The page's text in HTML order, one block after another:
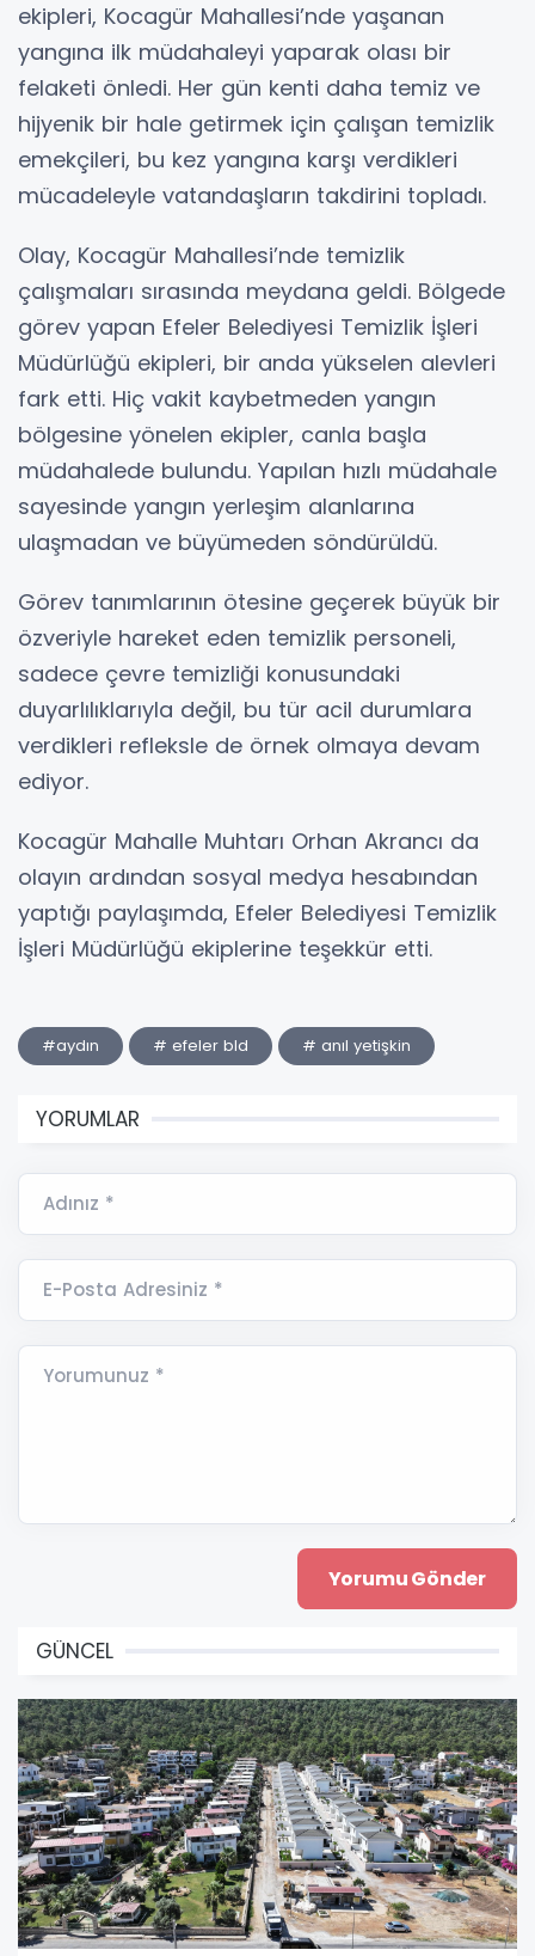
ekipleri, Kocagür Mahallesi’nde yaşanan
yangına ilk müdahaleyi yaparak olası bir
felaketi önledi. Her gün kenti daha temiz ve
hijyenik bir hale getirmek için çalışan temizlik
emekçileri, bu kez yangına karşı verdikleri
mücadeleyle vatandaşların takdirini topladı.
Olay, Kocagür Mahallesi’nde temizlik
çalışmaları sırasında meydana geldi. Bölgede
görev yapan Efeler Belediyesi Temizlik İşleri
Müdürlüğü ekipleri, bir anda yükselen alevleri
fark etti. Hiç vakit kaybetmeden yangın
bölgesine yönelen ekipler, canla başla
müdahalede bulundu. Yapılan hızlı müdahale
sayesinde yangın yerleşim alanlarına
ulaşmadan ve büyümeden söndürüldü.
Görev tanımlarının ötesine geçerek büyük bir
özveriyle hareket eden temizlik personeli,
sadece çevre temizliği konusundaki
duyarlılıklarıyla değil, bu tür acil durumlara
verdikleri refleksle de örnek olmaya devam
ediyor.
Kocagür Mahalle Muhtarı Orhan Akrancı da
olayın ardından sosyal medya hesabından
yaptığı paylaşımda, Efeler Belediyesi Temizlik
İşleri Müdürlüğü ekiplerine teşekkür etti.
#aydın # efeler bld # anıl yetişkin
YORUMLAR
Adınız *
E-Posta Adresiniz *
Yorumunuz *
GÜNCEL